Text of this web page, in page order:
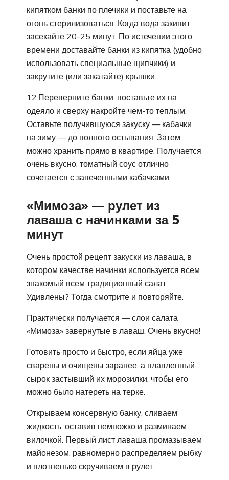
кипятком банки по плечики и поставьте на
огонь стерилизоваться. Когда вода закипит,
засекайте 20-25 минут. По истечении этого
времени доставайте банки из кипятка (удобно
использовать специальные щипчики) и
закрутите (или закатайте) крышки.
12.Переверните банки, поставьте их на
одеяло и сверху накройте чем-то теплым.
Оставьте получившуюся закуску — кабачки
на зиму — до полного остывания. Затем
можно хранить прямо в квартире. Получается
очень вкусно, томатный соус отлично
сочетается с запеченными кабачками.
«Мимоза» — рулет из
лаваша с начинками за 5
минут
Очень простой рецепт закуски из лаваша, в
котором качестве начинки используется всем
знакомый всем традиционный салат…
Удивлены? Тогда смотрите и повторяйте.
Практически получается — слои салата
«Мимоза» завернутые в лаваш. Очень вкусно!
Готовить просто и быстро, если яйца уже
сварены и очищены заранее, а плавленный
сырок застывший их морозилки, чтобы его
можно было натереть на терке.
Открываем консервную банку, сливаем
жидкость, оставив немножко и разминаем
вилочкой. Первый лист лаваша промазываем
майонезом, равномерно распределяем рыбку
и плотненько скручиваем в рулет.